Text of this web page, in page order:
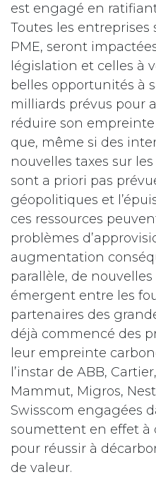
est engagé en
Toutes les entreprises
PME, seront
législation et celles à
belles opportunités à
milliards prévus pour
réduire son
que, même si des
nouvelles taxes sur
sont a priori pas
géopolitiques et
ces ressources
problèmes
augmentation
parallèle, de
émergent entre les
partenaires des
déjà commencé des
leur empreinte
l’instar de ABB,
Mammut, Migros,
Swisscom engagées
soumettent en effet à
pour réussir à
de valeur.